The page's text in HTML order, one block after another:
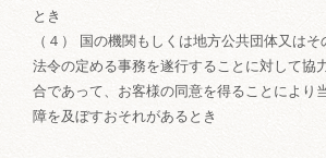
とき
（４） 国の機関もしくは地方公共団体又は
法令の定める事務を遂行することに対して協
合であって、お客様の同意を得ることにより
障を及ぼすおそれがあるとき